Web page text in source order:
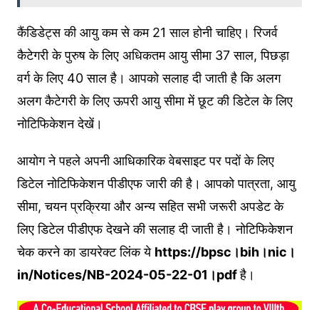
कैंडिडेट्स की आयु कम से कम 21 साल होनी चाहिए। रिजर्व
कैटेगरी के पुरुष के लिए अधिकतम आयु सीमा 37 साल, पिछड़ा
वर्ग के लिए 40 साल है। आपको सलाह दी जाती है कि अलग
अलग कैटेगरी के लिए ऊपरी आयु सीमा में छूट की डिटेल के लिए
नोटिफिकेशन देखें।
आयोग ने पहले अपनी आधिकारिक वेबसाइट पर पदों के लिए
डिटेल नोटिफिकेशन पीडीएफ जारी की है। आपको पात्रता, आयु
सीमा, चयन प्रक्रिया और अन्य सहित सभी जरूरी अपडेट के
लिए डिटेल पीडीएफ देखने की सलाह दी जाती है। नोटिफिकेशन
चेक करने का डायरेक्ट लिंक ये https://bpsc।bih।nic।
in/Notices/NB-2024-05-22-01।pdfहै।